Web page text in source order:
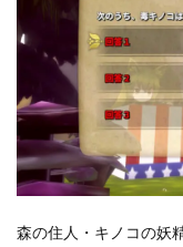
森の住人・キノコの妖